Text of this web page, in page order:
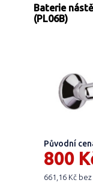
Baterie
(PL06B)
Původní
800
661,16 Kč bez